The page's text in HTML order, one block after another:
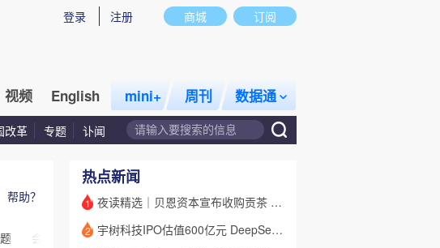
商城 订阅
登录 注册
视频 English mini+ 周刊 数据通
改革 专题 讣闻
帮助？
会议 话题 特别呈现 私房课
热点新闻
1 夜读精选｜贝恩资本宣布收购贡茶 在中国大陆无法注册商标后退出市场
2 宇树科技IPO估值600亿元 DeepSeek参与战略配售